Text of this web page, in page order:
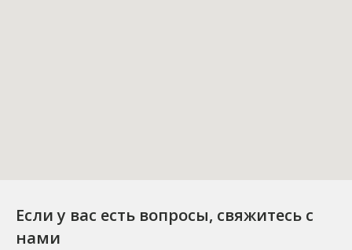
Если у вас есть вопросы, свяжитесь с
нами